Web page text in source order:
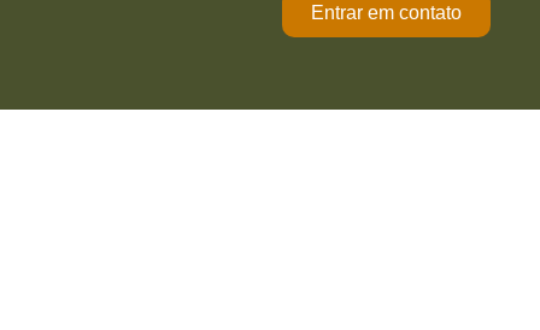
Entrar em contato